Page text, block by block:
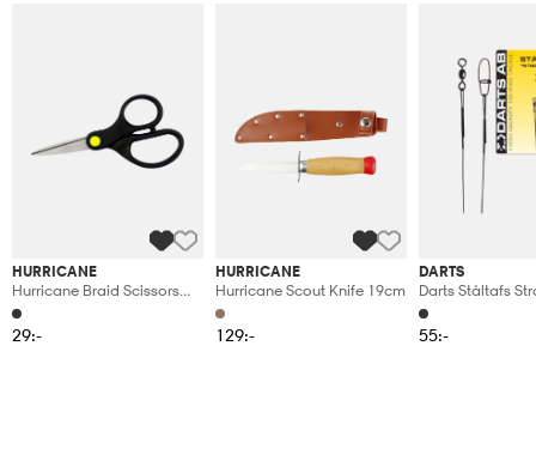
HURRICANE
Hurricane Braid Scissors
13cm
29:-
HURRICANE
Hurricane Scout Knife 19cm
129:-
DARTS
Darts Ståltafs
15cm
55:-